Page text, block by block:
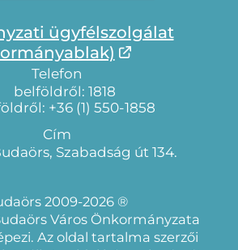
ügyfélszolgálat
Telefon
belföldről: 1818
+36 (1) 550-1858
Cím
Szabadság út 134.
2009-2026 ®
Város Önkormányzata
Az oldal tartalma szerzői